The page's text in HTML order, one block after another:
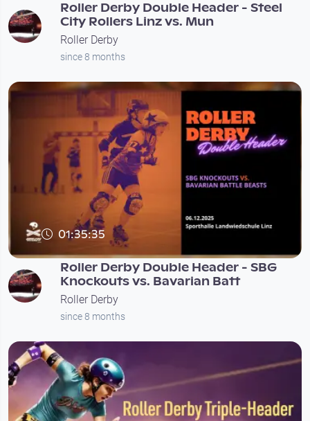
Roller Derby Double Header - Steel
City Rollers Linz vs. Mun
Roller Derby
since 8 months
01:35:35
Roller Derby Double Header - SBG
Knockouts vs. Bavarian Batt
Roller Derby
since 8 months